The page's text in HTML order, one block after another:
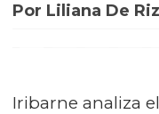
Por Liliana De Riz
Iribarne analiza